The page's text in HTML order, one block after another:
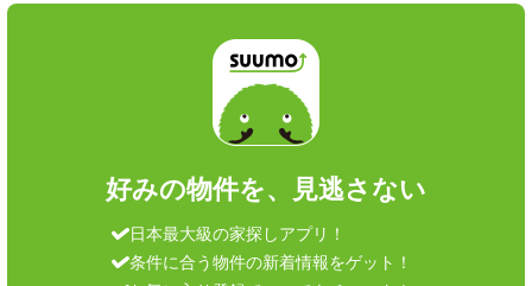
好みの物件を、見逃さない
日本最大級の家探しアプリ！
条件に合う物件の新着情報をゲット！